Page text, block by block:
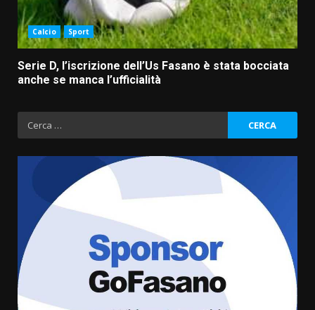
Calcio Sport
Serie D, l’iscrizione dell’Us Fasano è stata bocciata
anche se manca l’ufficialità
Ricerca
per:
Savelletri in festa, domani sera
grande spettacolo con Uccio De